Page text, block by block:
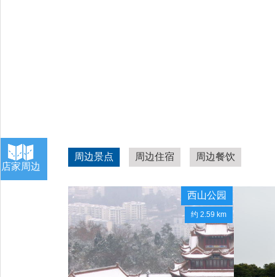
店家周边
周边景点 周边住宿 周边餐饮
西山公园
约 2.59 km